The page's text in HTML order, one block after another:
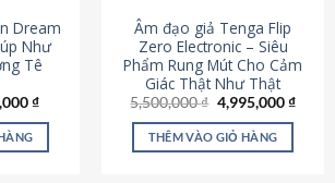
Dream
Như
Tê
₫.
₫Giá
tại
545,000 ₫.
Âm đạo giả Tenga Flip
Zero Electronic – Siêu
Phẩm Rung Mút Cho Cảm
Giác Thật Như Thật
5,500,000₫ Giá
gốc
là:
5,500,000 ₫.
4,995,000₫Giá
THÊM VÀO GIỎ HÀNG